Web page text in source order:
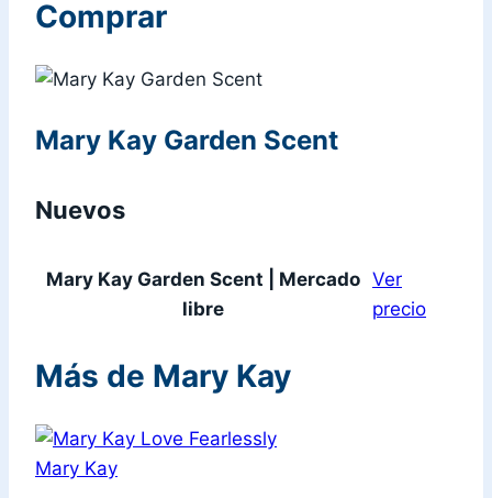
Comprar
Mary Kay Garden Scent
Nuevos
Mary Kay Garden Scent | Mercado
libre
Ver
precio
Más de Mary Kay
Mary Kay